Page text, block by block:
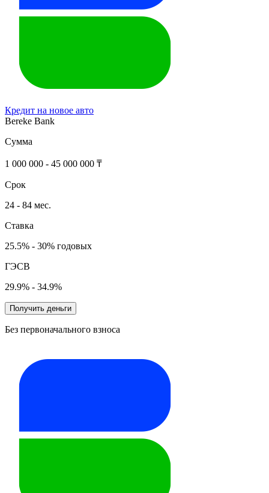
Кредит на новое авто
Bereke Bank
Сумма
1 000 000 - 45 000 000 ₸
Срок
24 - 84 мес.
Ставка
25.5% - 30% годовых
ГЭСВ
29.9% - 34.9%
Получить деньги
Без первоначального взноса